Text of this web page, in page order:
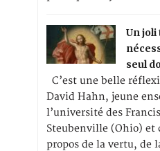
Un joli
seul
C’est une belle
David Hahn, jeune
l’université des
Steubenville (Ohio) et
propos de la vertu, de